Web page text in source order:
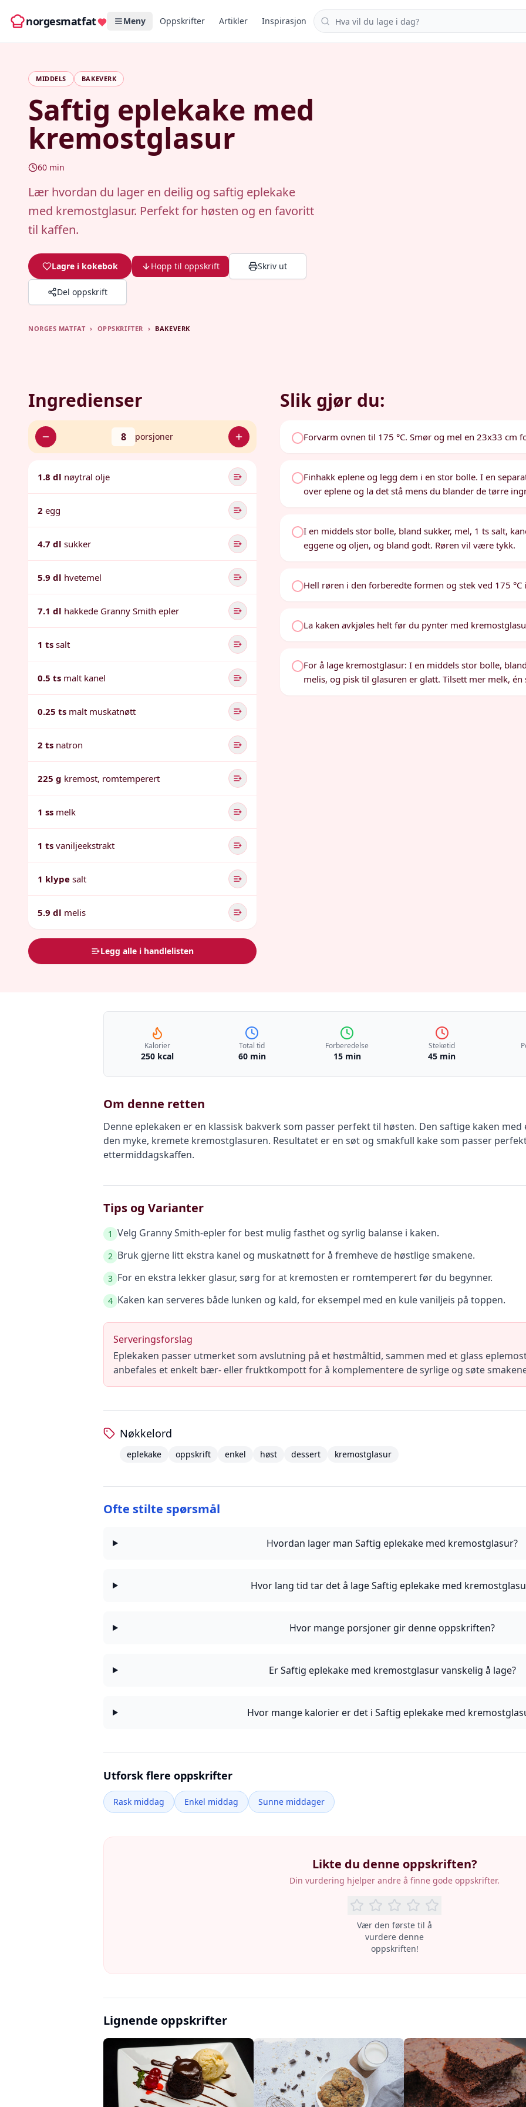
norgesmatfat Meny Oppskrifter Artikler Inspirasjon Søk i oppskrifter
MIDDELS BAKEVERK
Saftig eplekake med
kremostglasur
60 min
Lær hvordan du lager en deilig og saftig eplekake
med kremostglasur. Perfekt for høsten og en favoritt
til kaffen.
Lagre i kokebok Hopp til oppskrift Skriv ut
Del oppskrift
NORGES MATFAT › OPPSKRIFTER › BAKEVERK
Ingredienser
8 porsjoner
1.8 dl nøytral olje
2 egg
4.7 dl sukker
5.9 dl hvetemel
7.1 dl hakkede Granny Smith epler
1 ts salt
0.5 ts malt kanel
0.25 ts malt muskatnøtt
2 ts natron
225 g kremost, romtemperert
1 ss melk
1 ts vaniljeekstrakt
1 klype salt
5.9 dl melis
Legg alle i handlelisten
Slik gjør du:
Forvarm ovnen til 175 °C. Smør og mel en 23x33 cm
Finhakk eplene og legg dem i en stor bolle. I en
over eplene og la det stå mens du blander de tørre
I en middels stor bolle, bland sukker, mel, 1 ts salt,
eggene og oljen, og bland godt. Røren vil være tykk.
Hell røren i den forberedte formen og stek ved 175 °C
La kaken avkjøles helt før du pynter med
For å lage kremostglasur: I en middels stor bolle,
melis, og pisk til glasuren er glatt. Tilsett mer melk,
Kalorier
250 kcal
Total tid
60 min
Forberedelse
15 min
Steketid
45 min
Om denne retten
Denne eplekaken er en klassisk bakverk som passer perfekt til høsten. Den saftige kaken
den myke, kremete kremostglasuren. Resultatet er en søt og smakfull kake som passer
ettermiddagskaffen.
Tips og Varianter
1 Velg Granny Smith-epler for best mulig fasthet og syrlig balanse i kaken.
2 Bruk gjerne litt ekstra kanel og muskatnøtt for å fremheve de høstlige smakene.
3 For en ekstra lekker glasur, sørg for at kremosten er romtemperert før du begynner.
4 Kaken kan serveres både lunken og kald, for eksempel med en kule vaniljeis på toppen.
Serveringsforslag
Eplekaken passer utmerket som avslutning på et høstmåltid, sammen med et glass
anbefales et enkelt bær- eller fruktkompott for å komplementere de syrlige og søte
Nøkkelord
eplekake oppskrift enkel høst dessert kremostglasur
Ofte stilte spørsmål
Hvordan lager man Saftig eplekake med kremostglasur?
Hvor lang tid tar det å lage Saftig eplekake med
Hvor mange porsjoner gir denne oppskriften?
Er Saftig eplekake med kremostglasur vanskelig å lage?
Hvor mange kalorier er det i Saftig eplekake med
Utforsk flere oppskrifter
Rask middag Enkel middag Sunne middager
Likte du denne oppskriften?
Din vurdering hjelper andre å finne gode oppskrifter.
Vær den første til å
vurdere denne
oppskriften!
Lignende oppskrifter